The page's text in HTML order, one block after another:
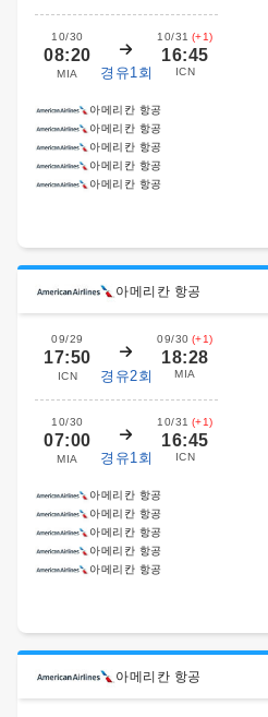
10/30
08:20
MIA 경유1회
10/31 (+1)
16:45
ICN
아메리칸 항공
아메리칸 항공
아메리칸 항공
아메리칸 항공
아메리칸 항공
아메리칸 항공
09/29
17:50
ICN 경유2회
09/30 (+1)
18:28
MIA
10/30
07:00
MIA 경유1회
10/31 (+1)
16:45
ICN
아메리칸 항공
아메리칸 항공
아메리칸 항공
아메리칸 항공
아메리칸 항공
아메리칸 항공